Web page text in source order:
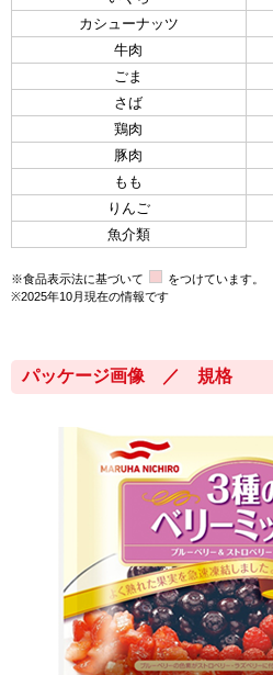
カシューナッツ
牛肉
ごま
さば
鶏肉
豚肉
もも
りんご
魚介類
※食品表示法に基づいて
をつけています。
※2025年10月現在の情報です
パッケージ画像 ／ 規格